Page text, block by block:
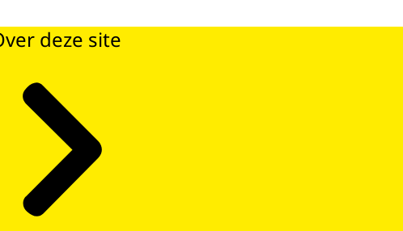
deze site